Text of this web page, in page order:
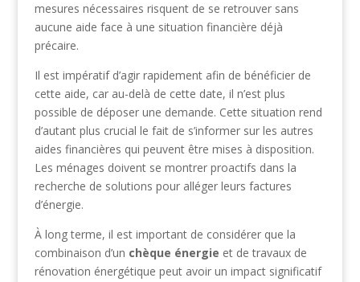
mesures nécessaires risquent de se retrouver sans
aucune aide face à une situation financière déjà
précaire.
Il est impératif d’agir rapidement afin de bénéficier de
cette aide, car au-delà de cette date, il n’est plus
possible de déposer une demande. Cette situation rend
d’autant plus crucial le fait de s’informer sur les autres
aides financières qui peuvent être mises à disposition.
Les ménages doivent se montrer proactifs dans la
recherche de solutions pour alléger leurs factures
d’énergie.
À long terme, il est important de considérer que la
combinaison d’un chèque énergie et de travaux de
rénovation énergétique peut avoir un impact significatif